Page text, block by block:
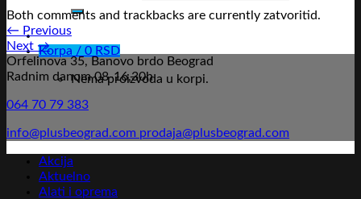
Korpa / 0 RSD
Nema proizvoda u korpi.
Both comments and trackbacks are currently zatvoritid.
← Previous
Next →
Orfelinova 35, Banovo brdo Beograd
Radnim danom 08-16,30h
064 70 79 383
info@plusbeograd.com prodaja@plusbeograd.com
Akcija
Aktuelno
Alati i oprema